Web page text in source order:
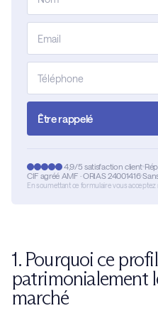
Être rappelé
4,9/5 satisfaction client
CIF agréé AMF · ORIAS 24001416
En soumettant ce formulaire vous acceptez
1. Pourquoi ce
patrimonialement
marché